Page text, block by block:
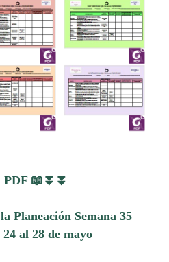
PDF 📖⏬⏬
Planeación Semana 35
24 al 28 de mayo